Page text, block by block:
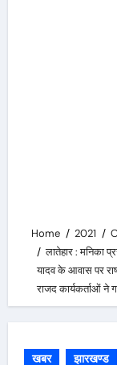
Home 2021
लातेहार : मनिका
यादव के आवास पर
राजद कार्यकर्ताओं ने
खबर झारखण्ड